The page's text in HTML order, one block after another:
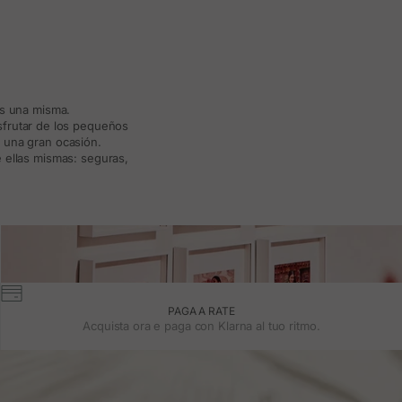
una misma.
de los pequeños
gran ocasión.
mismas: seguras,
PAGA A RATE
Acquista ora e paga con Klarna al tuo ritmo.